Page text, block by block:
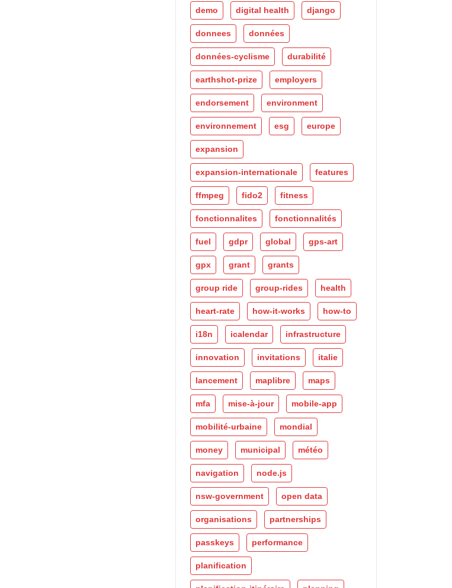
demo digital health django
donnees données
données-cyclisme durabilité
earthshot-prize employers
endorsement environment
environnement esg europe
expansion
expansion-internationale features
ffmpeg fido2 fitness
fonctionnalites fonctionnalités
fuel gdpr global gps-art
gpx grant grants
group ride group-rides health
heart-rate how-it-works how-to
i18n icalendar infrastructure
innovation invitations italie
lancement maplibre maps
mfa mise-à-jour mobile-app
mobilité-urbaine mondial
money municipal météo
navigation node.js
nsw-government open data
organisations partnerships
passkeys performance
planification